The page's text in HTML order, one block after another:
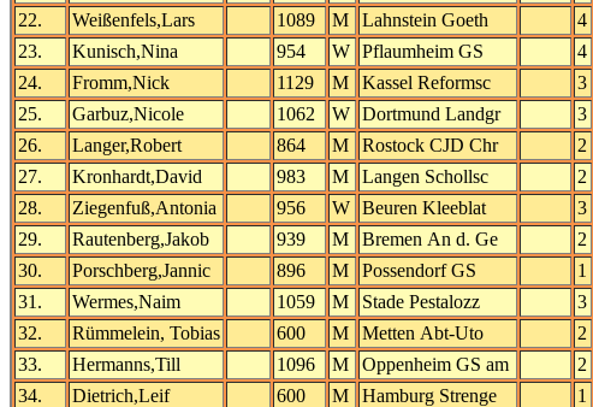
22.
Weißenfels,Lars 1089 M Lahnstein Goeth 4
23.
Kunisch,Nina 954 W Pflaumheim GS 4
24.
Fromm,Nick 1129 M Kassel Reformsc 3
25.
Garbuz,Nicole 1062 W Dortmund Landgr 3
26.
Langer,Robert 864 M Rostock CJD Chr 2
27.
Kronhardt,David 983 M Langen Schollsc 2
28.
Ziegenfuß,Antonia 956 W Beuren Kleeblat 3
29.
Rautenberg,Jakob 939 M Bremen An d. Ge 2
30.
Porschberg,Jannic 896 M Possendorf GS 1
31.
Wermes,Naim 1059 M Stade Pestalozz 3
32.
Rümmelein, Tobias 600 M Metten Abt-Uto 2
33.
Hermanns,Till 1096 M Oppenheim GS am 2
34.
Dietrich,Leif 600 M Hamburg Strenge 1